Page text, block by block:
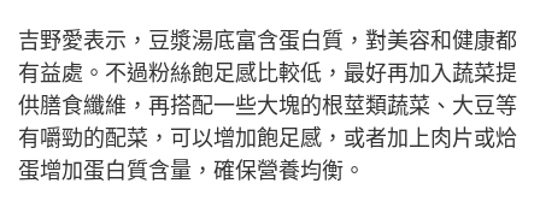
吉野愛表示，豆漿湯底富含蛋白質，對美容和健康都
有益處。不過粉絲飽足感比較低，最好再加入蔬菜提
供膳食纖維，再搭配一些大塊的根莖類蔬菜、大豆等
有嚼勁的配菜，可以增加飽足感，或者加上肉片或烚
蛋增加蛋白質含量，確保營養均衡。